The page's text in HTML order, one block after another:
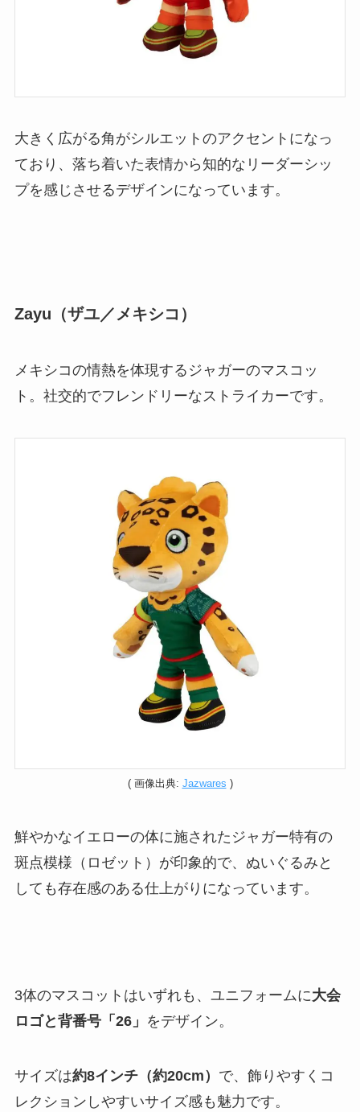
大きく広がる角がシルエットのアクセントになっ
ており、落ち着いた表情から知的なリーダーシッ
プを感じさせるデザインになっています。
Zayu（ザユ／メキシコ）
メキシコの情熱を体現するジャガーのマスコッ
ト。社交的でフレンドリーなストライカーです。
( 画像出典: Jazwares )
鮮やかなイエローの体に施されたジャガー特有の
斑点模様（ロゼット）が印象的で、ぬいぐるみと
しても存在感のある仕上がりになっています。
3体のマスコットはいずれも、ユニフォームに大会
ロゴと背番号「26」 をデザイン。
サイズは約8インチ（約20cm） で、飾りやすくコ
レクションしやすいサイズ感も魅力です。